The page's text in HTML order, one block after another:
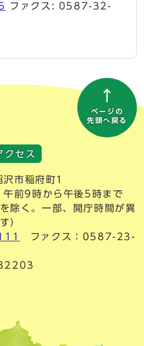
ファクス: 0587-32-
ページの
先頭へ戻る
クセス
市稲府町1
前9時から午後5時まで
除く。一部、開庁時間が異
）
ファクス：0587-23-